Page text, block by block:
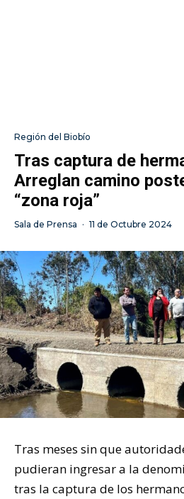
Región del Biobío
Tras captura de
Arreglan camino
“zona roja”
Sala de Prensa · 11 de Octubre 2024
Tras meses sin que
pudieran ingresar a la
tras la captura de los